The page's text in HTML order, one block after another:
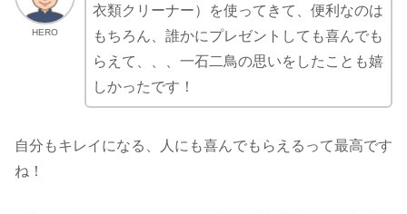
HERO
衣類クリーナー）を使ってきて、便利なのは
もちろん、誰かにプレゼントしても喜んでも
らえて、、、一石二鳥の思いをしたことも嬉
しかったです！
自分もキレイになる、人にも喜んでもらえるって最高です
ね！